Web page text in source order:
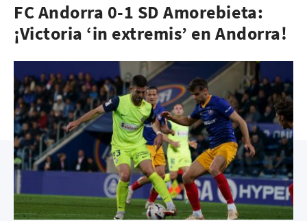
FC Andorra 0-1 SD Amorebieta:
¡Victoria ‘in extremis’ en Andorra!